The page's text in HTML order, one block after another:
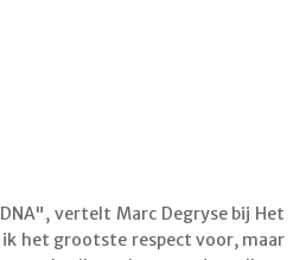
vertelt Marc Degryse bij Het
ik het grootste respect voor, maar